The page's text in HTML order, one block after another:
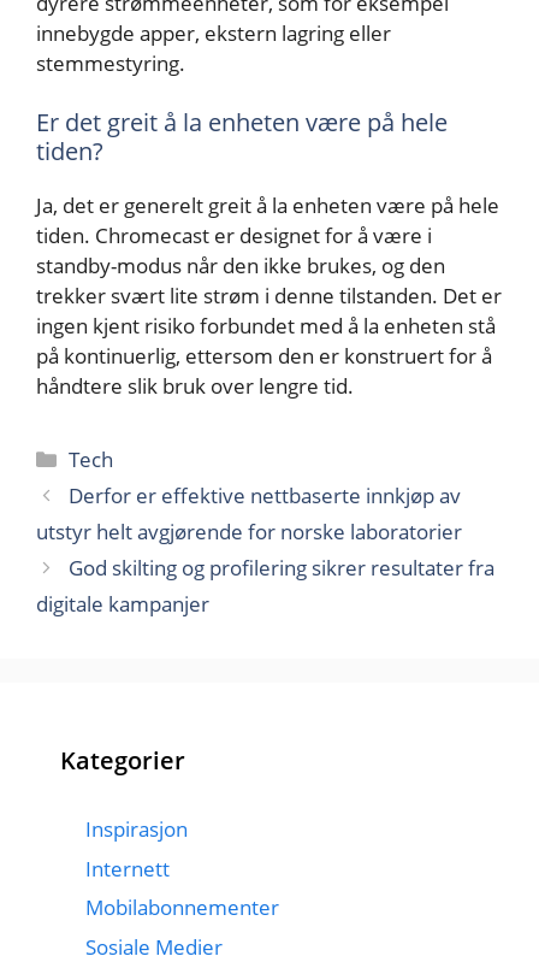
innebygde apper, ekstern lagring eller
stemmestyring.
Er det greit å la enheten være på hele
tiden?
Ja, det er generelt greit å la enheten være på hele
tiden. Chromecast er designet for å være i
standby-modus når den ikke brukes, og den
trekker svært lite strøm i denne tilstanden. Det er
ingen kjent risiko forbundet med å la enheten stå
på kontinuerlig, ettersom den er konstruert for å
håndtere slik bruk over lengre tid.
Kategorier
Tech
Derfor er effektive nettbaserte innkjøp av
utstyr helt avgjørende for norske laboratorier
God skilting og profilering sikrer resultater fra
digitale kampanjer
Kategorier
Inspirasjon
Internett
Mobilabonnementer
Sosiale Medier